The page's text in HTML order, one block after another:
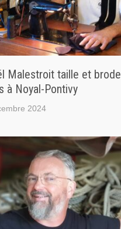
Malestroit taille et
à Noyal-Pontivy
2024